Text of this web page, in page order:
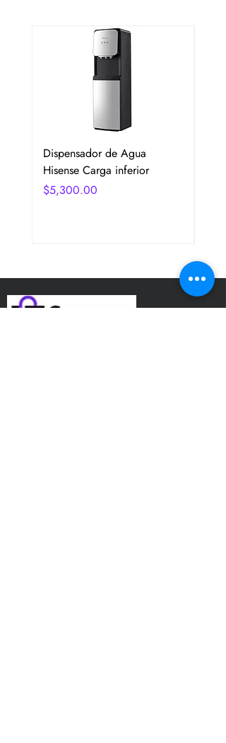
Dispensador de Agua
Hisense Carga inferior
Precio
$5,300.00